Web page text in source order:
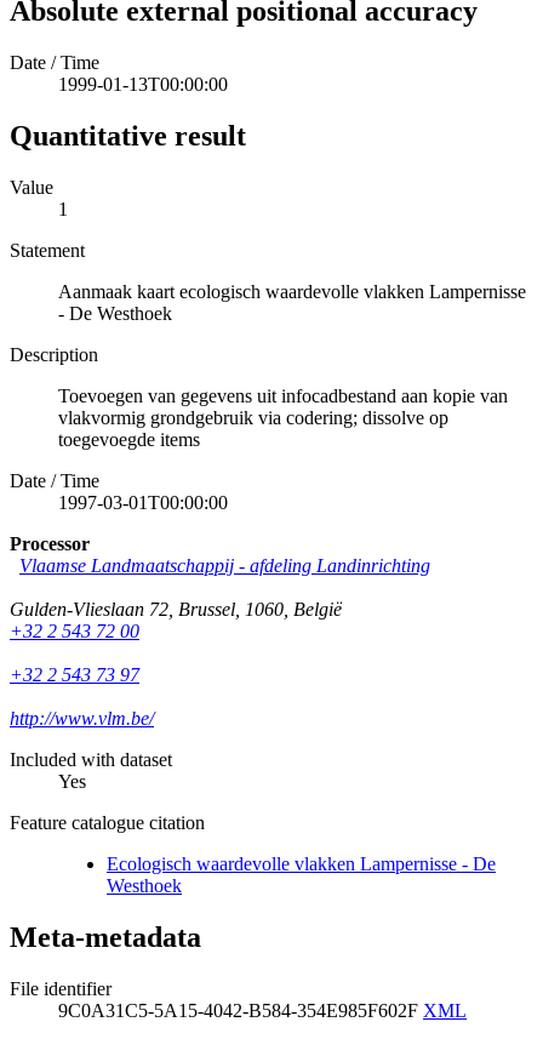
Absolute external positional accuracy
Date / Time
1999-01-13T00:00:00
Quantitative result
Value
1
Statement
Aanmaak kaart ecologisch waardevolle vlakken Lampernisse
- De Westhoek
Description
Toevoegen van gegevens uit infocadbestand aan kopie van
vlakvormig grondgebruik via codering; dissolve op
toegevoegde items
Date / Time
1997-03-01T00:00:00
Processor
Vlaamse Landmaatschappij - afdeling Landinrichting
Gulden-Vlieslaan 72 Brussel 1060 België
+32 2 543 72 00
+32 2 543 73 97
http://www.vlm.be/
Included with dataset
Yes
Feature catalogue citation
Ecologisch waardevolle vlakken Lampernisse - De
Westhoek
Meta-metadata
File identifier
9C0A31C5-5A15-4042-B584-354E985F602F XML